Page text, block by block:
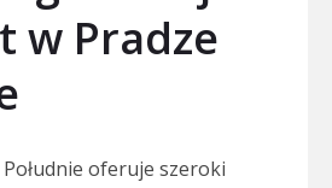
w Pradze
oferuje szeroki